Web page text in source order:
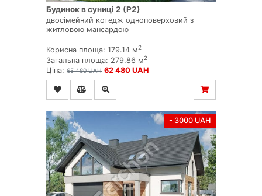
Будинок в суниці 2 (Р2)
двосімейний котедж одноповерховий з
житловою мансардою
Корисна площа: 179.14 м2
Загальна площа: 279.86 м2
Ціна: 65 480 UAH 62 480 UAH
- 3000 UAH